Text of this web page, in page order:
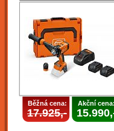
Běžná cena:
17.925,-
Akční cena: